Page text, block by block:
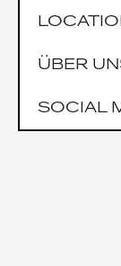
Google Maps
Garage
ÜBER
SOCIAL